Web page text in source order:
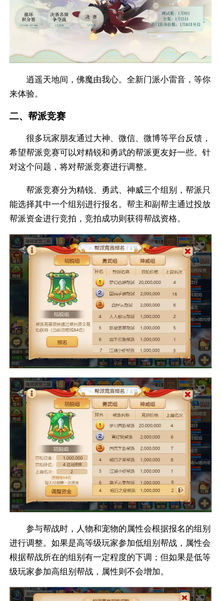
逍遥天地间，佛魔由我心。全新门派小雷音，等你
来体验。
二、帮派竞赛
很多玩家朋友通过大神、微信、微博等平台反馈，
希望帮派竞赛可以对精锐和勇武的帮派更友好一些。针
对这个问题，将对帮派竞赛进行调整。
帮派竞赛分为精锐、勇武、神威三个组别，帮派只
能选择其中一个组别进行报名。帮主和副帮主通过投放
帮派资金进行竞拍，竞拍成功则获得帮战资格。
参与帮战时，人物和宠物的属性会根据报名的组别
进行调整。如果是高等级玩家参加低组别帮战，属性会
根据帮战所在的组别有一定程度的下调；但如果是低等
级玩家参加高组别帮战，属性则不会增加。